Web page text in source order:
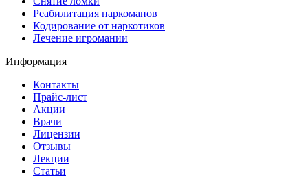
Реабилитация наркоманов
Кодирование от наркотиков
Лечение игромании
Информация
Контакты
Прайс-лист
Акции
Врачи
Лицензии
Отзывы
Лекции
Статьи